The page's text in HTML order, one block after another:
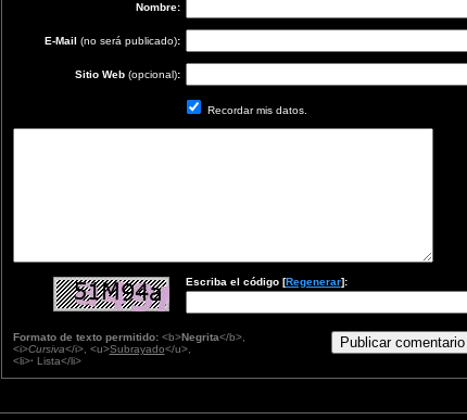
Nombre:
E-Mail (no será publicado):
Sitio Web (opcional):
Recordar mis datos.
Escriba el código [Regenerar]:
Formato de texto permitido:<b>Negrita</b>,
<i>Cursiva</i>, <u>Subrayado</u>,
<li>· Lista</li>